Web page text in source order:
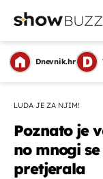
Dnevnik.hr
LUDA JE ZA NJIM!
Poznato je
no mnogi
pretjerala